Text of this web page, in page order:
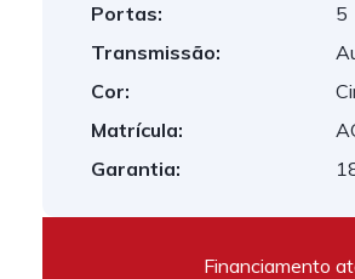
Portas:
5
Transmissão:
Cor:
Matrícula:
Garantia:
Financiamento